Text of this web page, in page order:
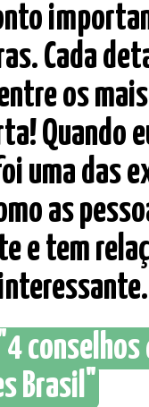
Cada
os
Quando
uma das
as
e tem
Brasil"